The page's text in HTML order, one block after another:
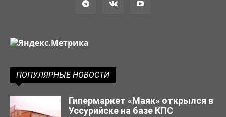
ПОПУЛЯРНЫЕ НОВОСТИ
Гипермаркет «Маяк» открылся в
Уссурийске на базе КПС